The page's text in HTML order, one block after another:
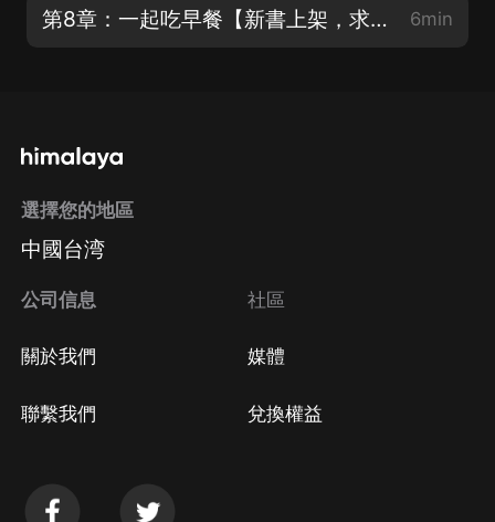
第8章：一起吃早餐【新書上架，求月票，求訂閱，求好評，求點讚哦~】 6min
選擇您的地區
中國台湾
公司信息
關於我們
聯繫我們
社區
媒體
兌換權益